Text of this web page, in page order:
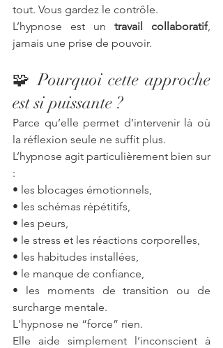
tout. Vous gardez le contrôle.
L’hypnose est un travail collaboratif,
jamais une prise de pouvoir.
🧩 Pourquoi cette approche
est si puissante ?
Parce qu’elle permet d’intervenir là où
la réflexion seule ne suffit plus.
L’hypnose agit particulièrement bien sur
:
• les blocages émotionnels,
• les schémas répétitifs,
• les peurs,
• le stress et les réactions corporelles,
• les habitudes installées,
• le manque de confiance,
• les moments de transition ou de
surcharge mentale.
L'hypnose ne “force” rien.
Elle aide simplement l’inconscient à